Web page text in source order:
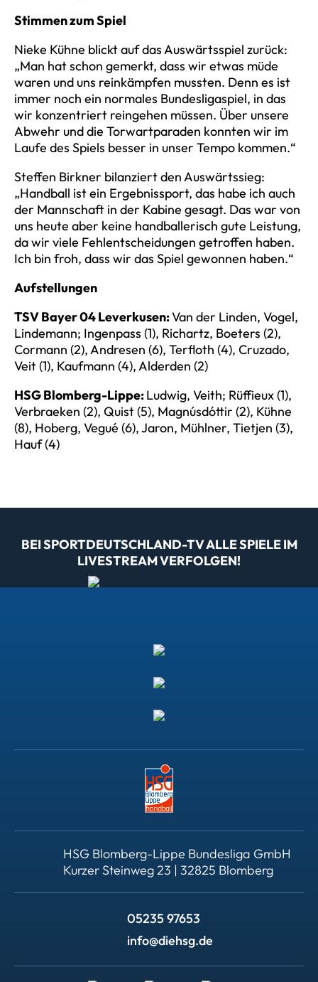
Stimmen zum Spiel
Nieke Kühne blickt auf das Auswärtsspiel zurück:
„Man hat schon gemerkt, dass wir etwas müde
waren und uns reinkämpfen mussten. Denn es ist
immer noch ein normales Bundesligaspiel, in das
wir konzentriert reingehen müssen. Über unsere
Abwehr und die Torwartparaden konnten wir im
Laufe des Spiels besser in unser Tempo kommen.“
Steffen Birkner bilanziert den Auswärtssieg:
„Handball ist ein Ergebnissport, das habe ich auch
der Mannschaft in der Kabine gesagt. Das war von
uns heute aber keine handballerisch gute Leistung,
da wir viele Fehlentscheidungen getroffen haben.
Ich bin froh, dass wir das Spiel gewonnen haben.“
Aufstellungen
TSV Bayer 04 Leverkusen:Van der Linden, Vogel,
Lindemann; Ingenpass (1), Richartz, Boeters (2),
Cormann (2), Andresen (6), Terfloth (4), Cruzado,
Veit (1), Kaufmann (4), Alderden (2)
HSG Blomberg-Lippe:Ludwig, Veith; Rüffieux (1),
Verbraeken (2), Quist (5), Magnúsdóttir (2), Kühne
(8), Hoberg, Vegué (6), Jaron, Mühlner, Tietjen (3),
Hauf (4)
BEI SPORTDEUTSCHLAND-TV ALLE SPIELE IM
LIVESTREAM VERFOLGEN!
HSG Blomberg-Lippe Bundesliga GmbH
Kurzer Steinweg 23 | 32825 Blomberg
05235 97653
info@diehsg.de